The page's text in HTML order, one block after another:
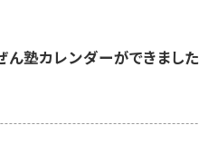
塾カレンダーができました